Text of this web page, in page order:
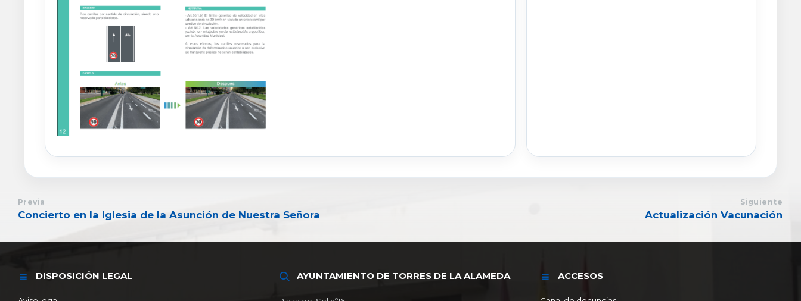
Previa
Concierto en la Iglesia de la Asunción de Nuestra Señora
Siguiente
Actualización Vacunación
DISPOSICIÓN LEGAL AYUNTAMIENTO DE TORRES DE LA ALAMEDA ACCESOS